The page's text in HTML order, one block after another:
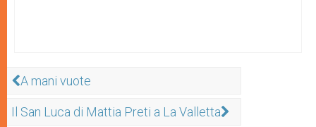
A mani vuote
Il San Luca di Mattia Preti a La Valletta